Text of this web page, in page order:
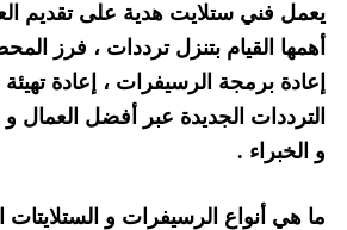
يعمل فني ستلايت هدية على تقديم
أهمها القيام بتنزل ترددات ، فرز
إعادة برمجة الرسيفرات ، إعادة
الترددات الجديدة عبر أفضل العمال و
و الخبراء .
ما هي أنواع الرسيفرات و الستلايتات